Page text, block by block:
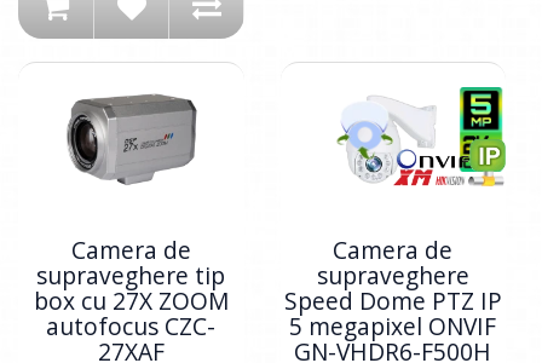
Camera de
supraveghere tip
box cu 27X ZOOM
autofocus CZC-
27XAF
Camera de
supraveghere
Speed Dome PTZ IP
5 megapixel ONVIF
GN-VHDR6-F500H